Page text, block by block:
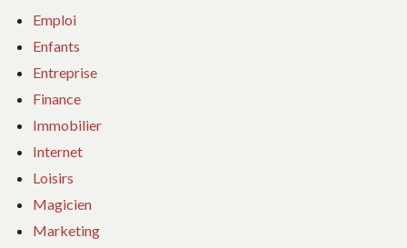
Emploi
Enfants
Entreprise
Finance
Immobilier
Internet
Loisirs
Magicien
Marketing